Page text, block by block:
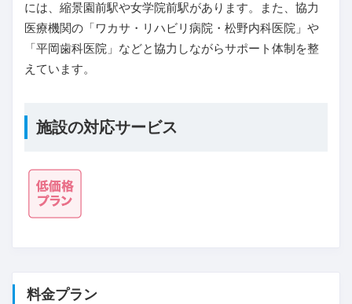
には、縮景園前駅や女学院前駅があります。また、協力
医療機関の「ワカサ・リハビリ病院・松野内科医院」や
「平岡歯科医院」などと協力しながらサポート体制を整
えています。
施設の対応サービス
料金プラン